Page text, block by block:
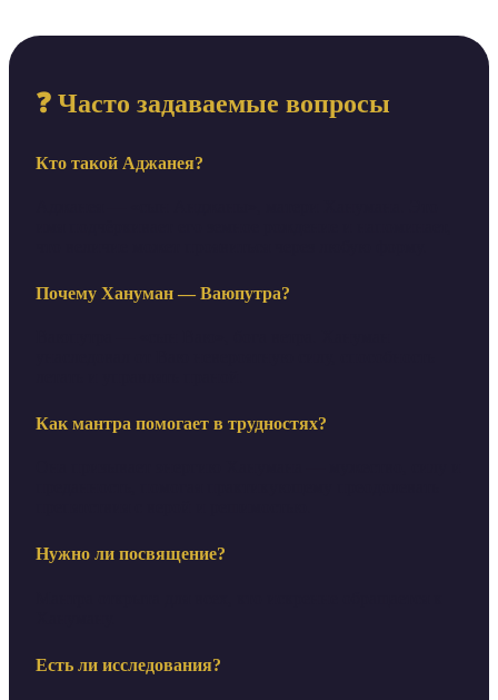
❓ Часто задаваемые вопросы
Кто такой Аджанея?
Почему Хануман — Ваюпутра?
Как мантра помогает в трудностях?
Нужно ли посвящение?
Есть ли исследования?